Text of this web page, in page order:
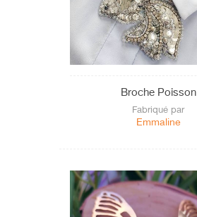
Broche Poisson
Fabriqué par
Emmaline